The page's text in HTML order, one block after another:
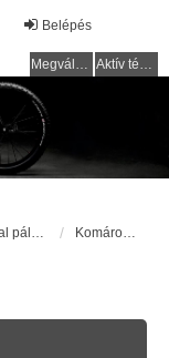
Belépés
Megválaszolatlan témák Aktív témák